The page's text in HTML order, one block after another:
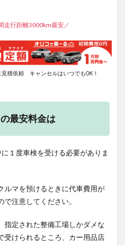
行距離3000km最安／
積依頼 キャンセルはいつでもOK！
最安料金は
１度車検を受ける必要がありま
ルマを預けるときに代車費用が
注意してください。
指定された整備工場しかダメな
受けられるところ、カー用品店